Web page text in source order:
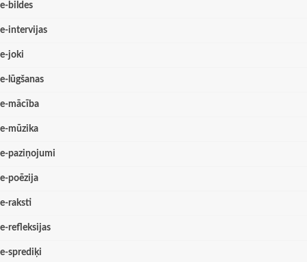
e-bildes
e-intervijas
e-joki
e-lūgšanas
e-mācība
e-mūzika
e-paziņojumi
e-poēzija
e-raksti
e-refleksijas
e-sprediķi